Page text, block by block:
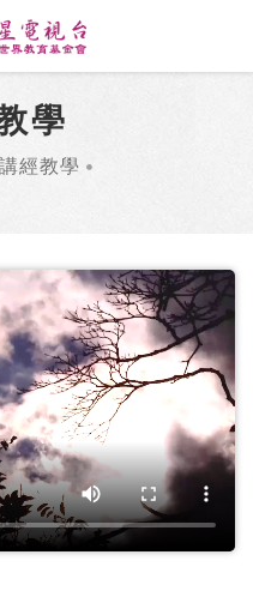
學
經教學